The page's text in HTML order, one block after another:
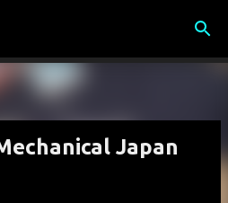
principal
Japan